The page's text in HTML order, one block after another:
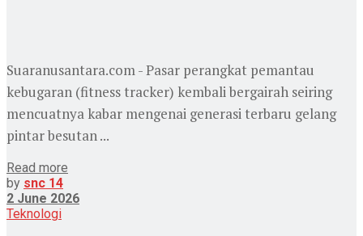
Suaranusantara.com - Pasar perangkat pemantau
kebugaran (fitness tracker) kembali bergairah seiring
mencuatnya kabar mengenai generasi terbaru gelang
pintar besutan ...
Read more
by snc 14
2 June 2026
Teknologi